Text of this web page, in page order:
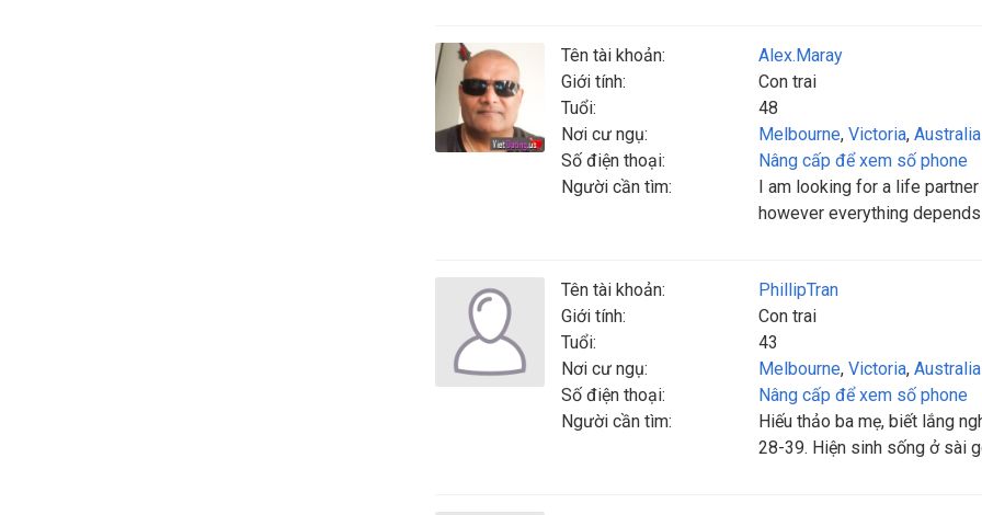
Tên tài khoản:
Alex.Maray
Giới tính:
Con trai
Tuổi:
48
Nơi cư ngụ:
Melbourne, Victoria, Australia
Số điện thoại:
Nâng cấp để xem số phone
Người cần tìm:
I am looking for a life
however everything
Tên tài khoản:
PhillipTran
Giới tính:
Con trai
Tuổi:
43
Nơi cư ngụ:
Melbourne, Victoria, Australia
Số điện thoại:
Nâng cấp để xem số phone
Người cần tìm:
Hiếu thảo ba mẹ, biết lắng
28-39. Hiện sinh sống ở sài